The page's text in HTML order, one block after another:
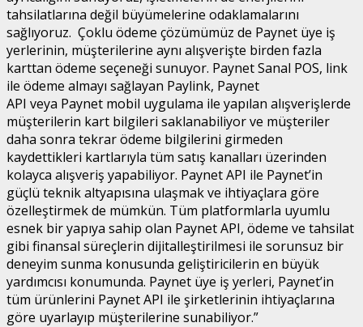
tahsilatlarına değil büyümelerine odaklamalarını
sağlıyoruz. Çoklu ödeme çözümümüz de Paynet üye iş
yerlerinin, müşterilerine aynı alışverişte birden fazla
karttan ödeme seçeneği sunuyor. Paynet Sanal POS, link
ile ödeme almayı sağlayan Paylink, Paynet
API veya Paynet mobil uygulama ile yapılan alışverişlerde
müşterilerin kart bilgileri saklanabiliyor ve müşteriler
daha sonra tekrar ödeme bilgilerini girmeden
kaydettikleri kartlarıyla tüm satış kanalları üzerinden
kolayca alışveriş yapabiliyor. Paynet API ile Paynet’in
güçlü teknik altyapısına ulaşmak ve ihtiyaçlara göre
özelleştirmek de mümkün. Tüm platformlarla uyumlu
esnek bir yapıya sahip olan Paynet API, ödeme ve tahsilat
gibi finansal süreçlerin dijitalleştirilmesi ile sorunsuz bir
deneyim sunma konusunda geliştiricilerin en büyük
yardımcısı konumunda. Paynet üye iş yerleri, Paynet’in
tüm ürünlerini Paynet API ile şirketlerinin ihtiyaçlarına
göre uyarlayıp müşterilerine sunabiliyor.”